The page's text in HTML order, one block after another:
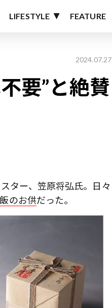
LIFESTYLE FEATURE
2024.07.27
要”と絶賛
ター、笠原将弘氏。日々
のお供だった。